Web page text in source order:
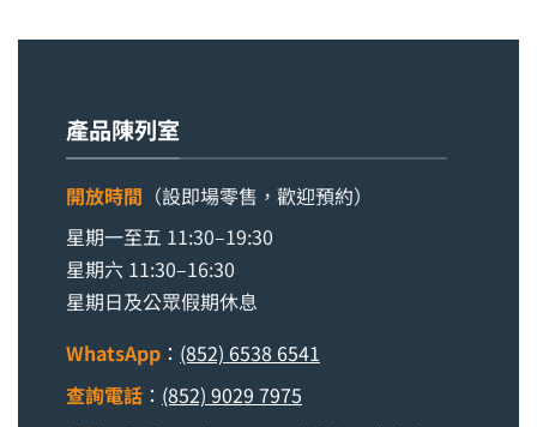
產品陳列室
開放時間 （設即場零售，歡迎預約）
星期一至五 11:30–19:30
星期六 11:30–16:30
星期日及公眾假期休息
WhatsApp ： (852) 6538 6541
查詢電話 ： (852) 9029 7975